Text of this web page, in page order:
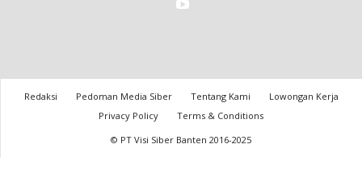
Redaksi Pedoman Media Siber Tentang Kami
Lowongan Kerja
Privacy Policy
Terms & Conditions
© PT Visi Siber Banten 2016-2025